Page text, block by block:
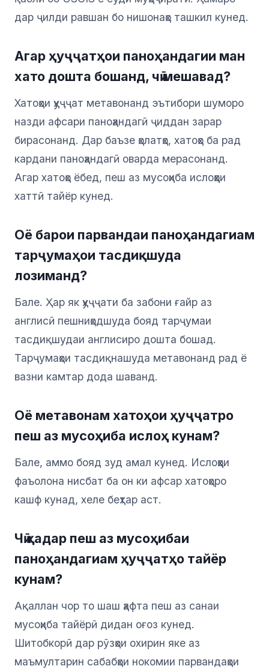
дар ҷилди равшан бо нишонаҳо ташкил кунед.
Агар ҳуҷҷатҳои паноҳандагии ман
хато дошта бошанд, чӣ мешавад?
Хатоҳои ҳуҷҷат метавонанд эътибори шуморо
назди афсари паноҳандагӣ ҷиддан зарар
бирасонанд. Дар баъзе ҳолатҳо, хатоҳо ба рад
кардани паноҳандагӣ оварда мерасонанд.
Агар хатоҳо ёбед, пеш аз мусоҳиба ислоҳҳои
хаттӣ тайёр кунед.
Оё барои парвандаи паноҳандагиам
тарҷумаҳои тасдиқшуда
лозиманд?
Бале. Ҳар як ҳуҷҷати ба забони ғайр аз
англисӣ пешниҳодшуда бояд тарҷумаи
тасдиқшудаи англисиро дошта бошад.
Тарҷумаҳои тасдиқнашуда метавонанд рад ё
вазни камтар дода шаванд.
Оё метавонам хатоҳои ҳуҷҷатро
пеш аз мусоҳиба ислоҳ кунам?
Бале, аммо бояд зуд амал кунед. Ислоҳҳои
фаъолона нисбат ба он ки афсар хатоҳоро
кашф кунад, хеле беҳтар аст.
Чӣ қадар пеш аз мусоҳибаи
паноҳандагиам ҳуҷҷатҳо тайёр
кунам?
Ақаллан чор то шаш ҳафта пеш аз санаи
мусоҳиба тайёрӣ дидан оғоз кунед.
Шитобкорӣ дар рӯзҳои охирин яке аз
маъмултарин сабабҳои нокомии парвандаҳои